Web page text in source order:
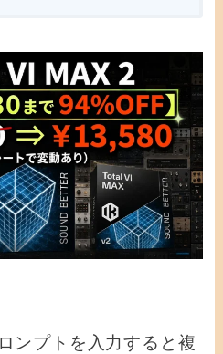
ンプトを入力すると複